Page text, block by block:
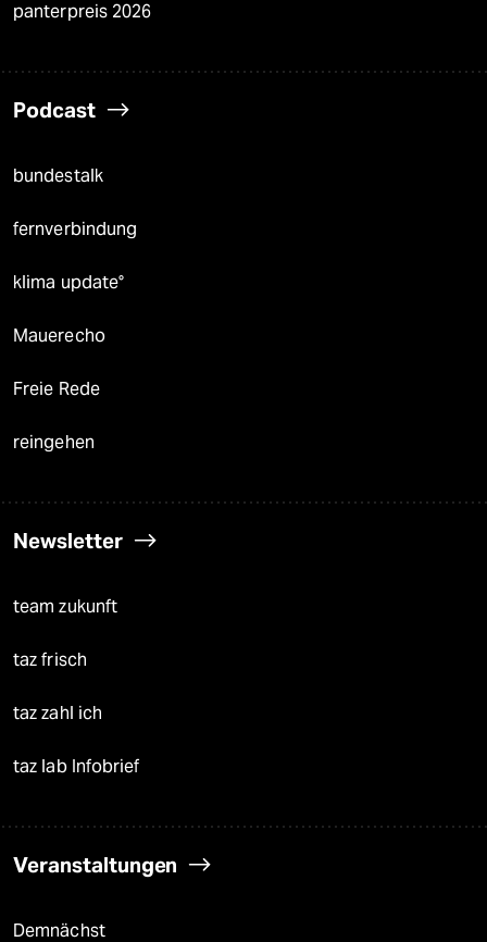
panterpreis 2026
Podcast
bundestalk
fernverbindung
klima update°
Mauerecho
Freie Rede
reingehen
Newsletter
team zukunft
taz frisch
taz zahl ich
taz lab Infobrief
Veranstaltungen
Demnächst